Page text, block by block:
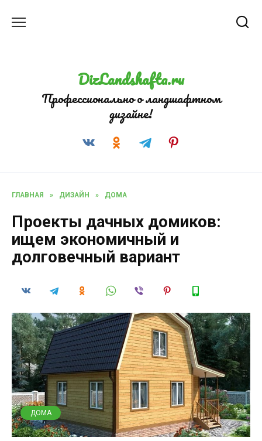
DizLandshafta.ru
Профессионально о ландшафтном
дизайне!
ГЛАВНАЯ » ДИЗАЙН » ДОМА
Проекты дачных домиков:
ищем экономичный и
долговечный вариант
ДОМА